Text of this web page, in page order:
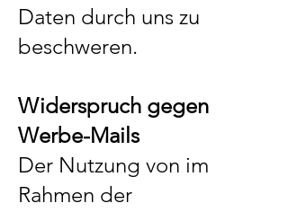
Daten durch uns zu
beschweren.
Widerspruch gegen
Werbe-Mails
Der Nutzung von im
Rahmen der